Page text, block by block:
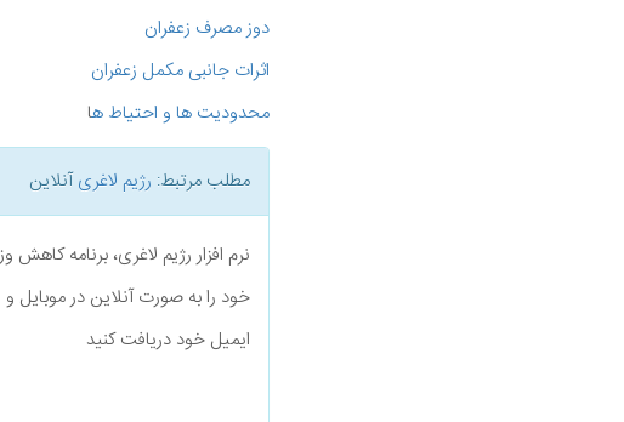
دوز مصرف زعفران
اثرات جانبی مکمل زعفران
محدودیت ها و احتیاط ها
مطلب مرتبط: رژیم لاغریآنلاین
نرم افزار رژیم لاغری، برنامه کاهش
خود را به صورت آنلاین در موبایل و
ایمیل خود دریافت کنید